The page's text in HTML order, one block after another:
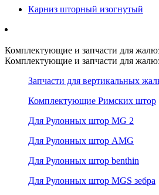
Карниз шторный изогнутый
Комплектующие и запчасти для
Комплектующие и запчасти для
Запчасти для вертикальных
Комплектующие Римских штор
Для Рулонных штор MG 2
Для Рулонных штор AMG
Для Рулонных штор benthin
Для Рулонных штор MGS зебра